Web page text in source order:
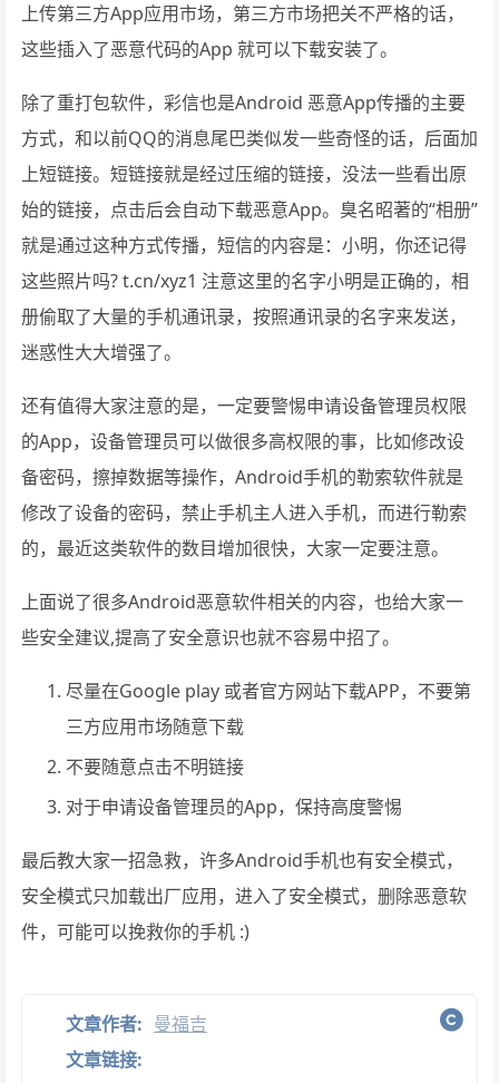
上传第三方App应用市场，第三方市场把关不严格的话，
这些插入了恶意代码的App 就可以下载安装了。
除了重打包软件，彩信也是Android 恶意App传播的主要
方式，和以前QQ的消息尾巴类似发一些奇怪的话，后面加
上短链接。短链接就是经过压缩的链接，没法一些看出原
始的链接，点击后会自动下载恶意App。臭名昭著的“相册”
就是通过这种方式传播，短信的内容是：小明，你还记得
这些照片吗? t.cn/xyz1 注意这里的名字小明是正确的，相
册偷取了大量的手机通讯录，按照通讯录的名字来发送，
迷惑性大大增强了。
还有值得大家注意的是，一定要警惕申请设备管理员权限
的App，设备管理员可以做很多高权限的事，比如修改设
备密码，擦掉数据等操作，Android手机的勒索软件就是
修改了设备的密码，禁止手机主人进入手机，而进行勒索
的，最近这类软件的数目增加很快，大家一定要注意。
上面说了很多Android恶意软件相关的内容，也给大家一
些安全建议,提高了安全意识也就不容易中招了。
尽量在Google play 或者官方网站下载APP，不要第
三方应用市场随意下载
不要随意点击不明链接
对于申请设备管理员的App，保持高度警惕
最后教大家一招急救，许多Android手机也有安全模式，
安全模式只加载出厂应用，进入了安全模式，删除恶意软
件，可能可以挽救你的手机 :)
文章作者: 曼福吉
文章链接: